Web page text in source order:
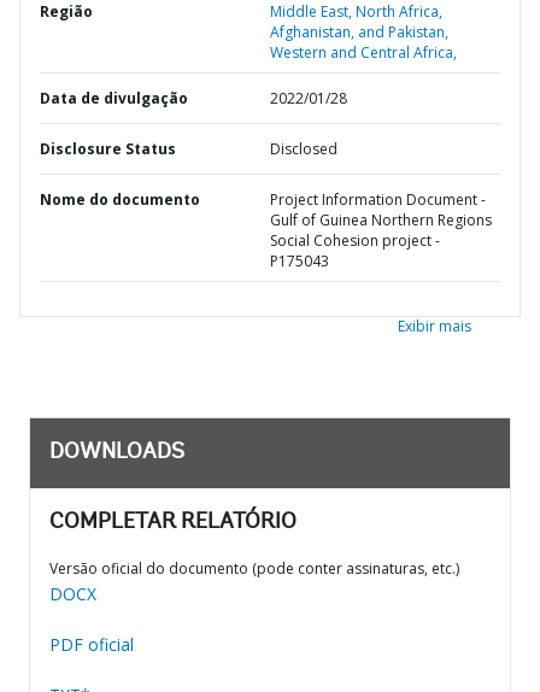
Região
Middle East, North Africa,
Afghanistan, and Pakistan,
Western and Central Africa,
Data de divulgação 2022/01/28
Disclosure Status Disclosed
Nome do documento
Project Information Document -
Gulf of Guinea Northern Regions
Social Cohesion project -
P175043
Exibir mais
DOWNLOADS
COMPLETAR RELATÓRIO
Versão oficial do documento (pode conter assinaturas, etc.)
DOCX
PDF oficial